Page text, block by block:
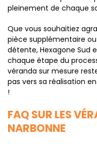
pleinement de chaque
Que vous souhaitiez
pièce supplémentaire
détente, Hexagone Sud
chaque étape du
véranda sur mesure
pas vers sa réalisation
!
FAQ SUR LES
NARBONNE